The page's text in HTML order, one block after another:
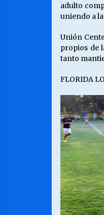
adulto
uniendo a
Unión
propios de
tanto
FLORIDA